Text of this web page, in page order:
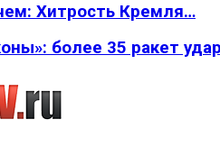
Хитрость Кремля…
более 35 ракет